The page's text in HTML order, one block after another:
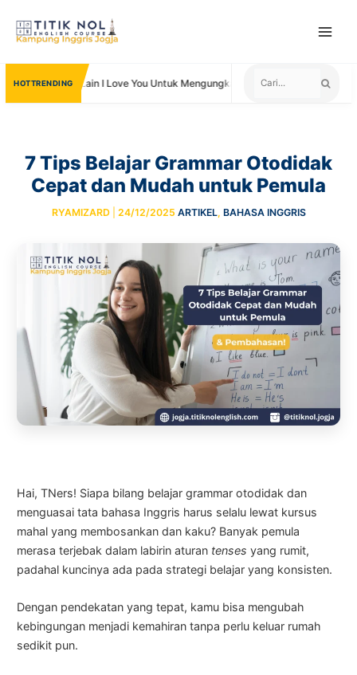
content
TRENDING
Kata Lain I Love You Untuk Mengungkapkan Cinta Negara
7 Tips Belajar Grammar Otodidak
Cepat dan Mudah untuk Pemula
RYAMIZARD| 24/12/2025 ARTIKEL, BAHASA INGGRIS
Hai, TNers! Siapa bilang belajar grammar otodidak dan
menguasai tata bahasa Inggris harus selalu lewat kursus
mahal yang membosankan dan kaku? Banyak pemula
merasa terjebak dalam labirin aturan tenses yang rumit,
padahal kuncinya ada pada strategi belajar yang konsisten.
Dengan pendekatan yang tepat, kamu bisa mengubah
kebingungan menjadi kemahiran tanpa perlu keluar rumah
sedikit pun.